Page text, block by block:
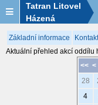
Tatran Litovel
Házená
Základní informace
Aktuální přehled akcí oddílu
<< <
28
4